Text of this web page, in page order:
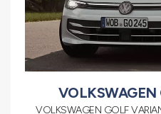
VOLKSWAGEN GOLF